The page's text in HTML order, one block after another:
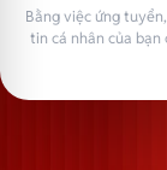
Bằng việc ứng
tin cá nhân của